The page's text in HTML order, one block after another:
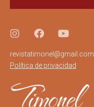
revistatimonel@gmail.com
Política de privacidad